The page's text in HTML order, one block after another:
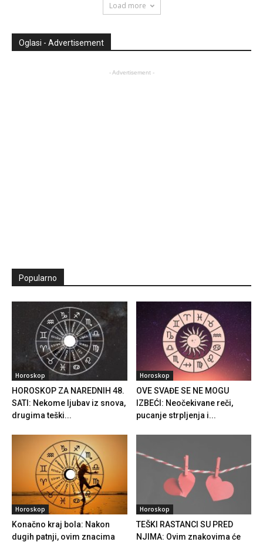
Load more
Oglasi - Advertisement
- Advertisement -
Popularno
Horoskop
HOROSKOP ZA NAREDNIH 48.
SATI: Nekome ljubav iz snova,
drugima teški...
Horoskop
OVE SVAĐE SE NE MOGU
IZBEĆI: Neočekivane reči,
pucanje strpljenja i...
Horoskop
Konačno kraj bola: Nakon
dugih patnji, ovim znacima
Horoskop
TEŠKI RASTANCI SU PRED
NJIMA: Ovim znakovima će